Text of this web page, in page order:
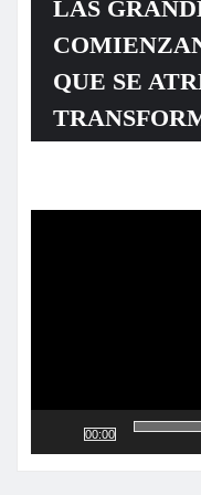
LAS
QUE SE
00:00